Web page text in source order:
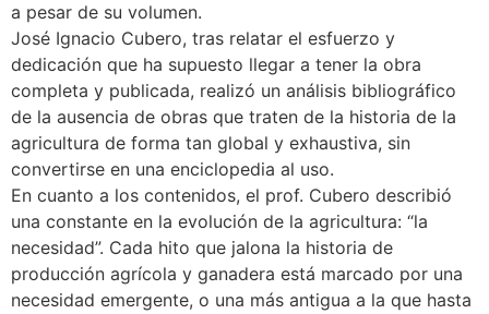
a pesar de su volumen.
José Ignacio Cubero, tras relatar el esfuerzo y
dedicación que ha supuesto llegar a tener la obra
completa y publicada, realizó un análisis bibliográfico
de la ausencia de obras que traten de la historia de la
agricultura de forma tan global y exhaustiva, sin
convertirse en una enciclopedia al uso.
En cuanto a los contenidos, el prof. Cubero describió
una constante en la evolución de la agricultura: “la
necesidad”. Cada hito que jalona la historia de
producción agrícola y ganadera está marcado por una
necesidad emergente, o una más antigua a la que hasta